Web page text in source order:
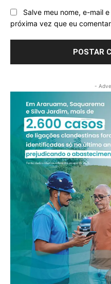
Salve meu nome, e-mail
próxima vez que eu
-